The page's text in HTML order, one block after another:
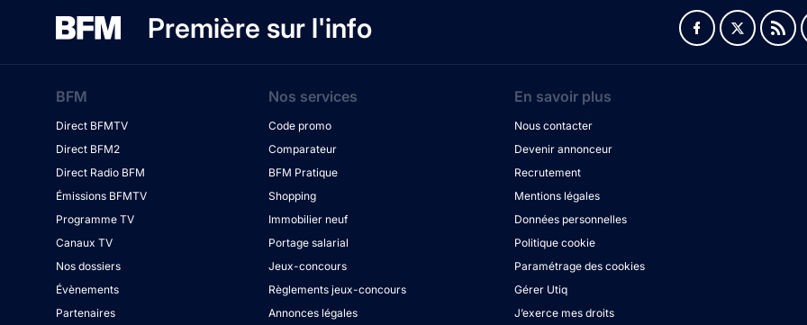
Première sur l'info
BFM
Direct BFMTV
Direct BFM2
Direct Radio BFM
Émissions BFMTV
Programme TV
Canaux TV
Nos dossiers
Évènements
Partenaires
Nos services
Code promo
Comparateur
BFM Pratique
Shopping
Immobilier neuf
Portage salarial
Jeux-concours
Règlements jeux-concours
Annonces légales
En savoir plus
Nous contacter
Devenir annonceur
Recrutement
Mentions légales
Données personnelles
Politique cookie
Paramétrage des cookies
Gérer Utiq
J’exerce mes droits